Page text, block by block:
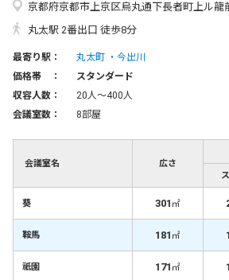
京都府京都市上京区烏丸通下長者町上ル龍
丸太駅 2番出口 徒歩8分
最寄り駅： 丸太町
今出川
価格帯 ：
スタンダード
収容人数：
20人〜400人
会議室数：
8部屋
会議室名 広さ
葵 301 ㎡
鞍馬 181 ㎡
祇園 171 ㎡